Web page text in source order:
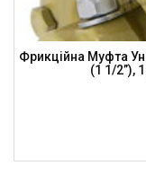
Фрикційна Муфта
(1 1/2”),